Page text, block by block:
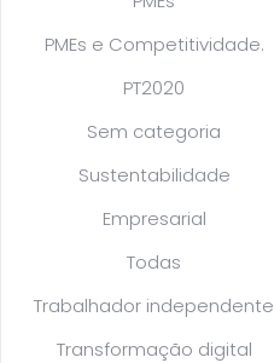
PMEs e Competitividade.
PT2020
Sem categoria
Sustentabilidade
Empresarial
Todas
Trabalhador independente
Transformação digital